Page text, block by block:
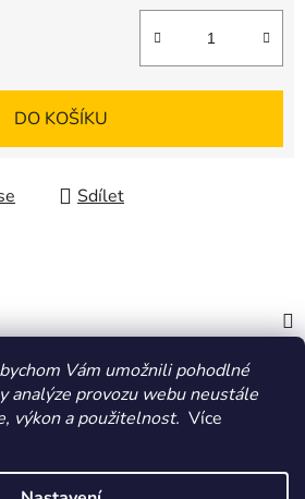
Vám umožnili pohodlné
analýze provozu webu neustále
výkon a použitelnost. Více
DO KOŠÍKU
Sdílet
ZDE NAJDETE VÝDEJNÍ MÍSTO